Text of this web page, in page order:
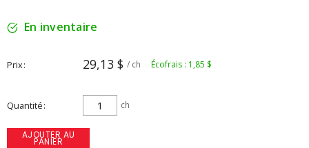
En inventaire
Prix 29,13 $ / ch Écofrais : 1,85 $
Quantité ch
AJOUTER AU
PANIER